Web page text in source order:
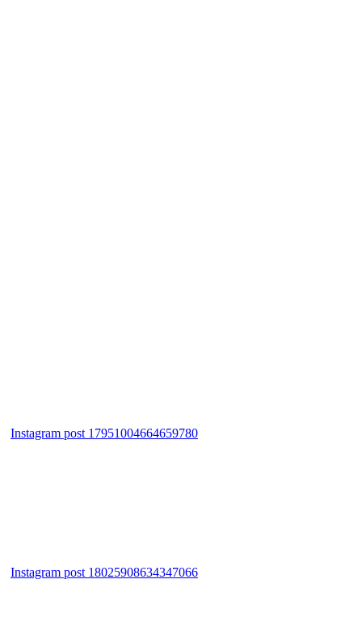
Instagram post 17951004664659780
Instagram post 18025908634347066